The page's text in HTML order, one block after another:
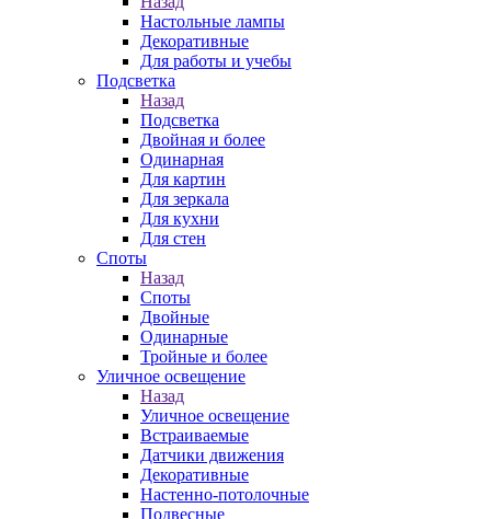
Настольные лампы
Декоративные
Для работы и учебы
Подсветка
Назад
Подсветка
Двойная и более
Одинарная
Для картин
Для зеркала
Для кухни
Для стен
Споты
Назад
Споты
Двойные
Одинарные
Тройные и более
Уличное освещение
Назад
Уличное освещение
Встраиваемые
Датчики движения
Декоративные
Настенно-потолочные
Подвесные